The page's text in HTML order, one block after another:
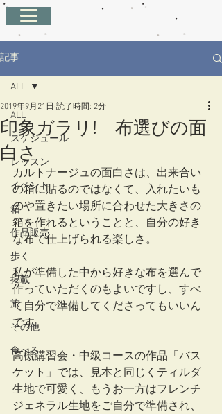
記事
ALL
スケジュール
レッスン
イベント
箱
作品販売
歩く
掲載
旅
その他
食べる
ALL
印象ガラリ! 布選びの面
白さ
2019年9月21日 読了時間: 2分
カルトナージュの面白さは、出来合い
の箱に貼るのではなくて、入れたいも
のや置きたい場所に合わせた大きさの
箱を作れるということと、自分の好き
な布で仕上げられる楽しさ。
私が準備した中から好きな布を選んで
作っていただくのもよいですし、すべ
て自分で準備してくださってもいいん
です。
高槻講習会・中級コースの作品「バス
ケット」では、見本と同じくティルダ
生地で可愛く、もうお一方はフレンチ
ジェネラル生地をご自分で準備され、